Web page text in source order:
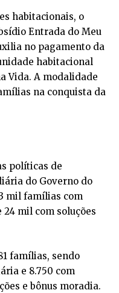
habitacionais, o
Entrada do Meu
no pagamento da
habitacional
Vida. A modalidade
na conquista da
políticas de
do Governo do
mil famílias com
mil com soluções
famílias, sendo
e 8.750 com
e bônus moradia.